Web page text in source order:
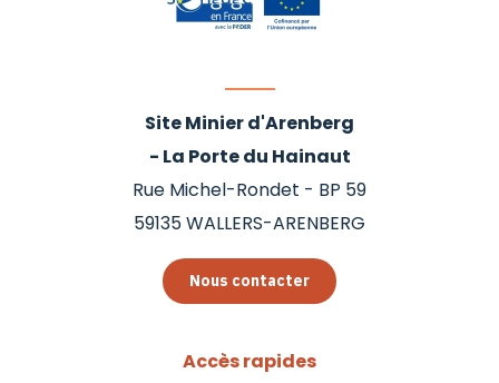
Site Minier d'Arenberg
- La Porte du Hainaut
Rue Michel-Rondet - BP 59
59135WALLERS-ARENBERG
Nous contacter
Accès rapides